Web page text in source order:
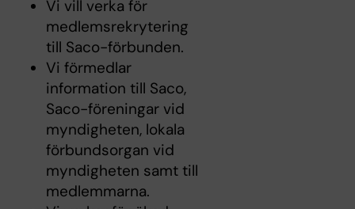
Vi vill verka för
medlemsrekrytering
till Saco-förbunden.
Vi förmedlar
information till Saco,
Saco-föreningar vid
myndigheten, lokala
förbundsorgan vid
myndigheten samt till
medlemmarna.